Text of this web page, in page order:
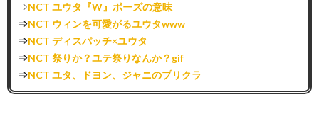
⇒NCT ユウタ『W』ポーズの意味
⇒NCT ウィンを可愛がるユウタwww
⇒NCT ディスパッチ×ユウタ
⇒NCT 祭りか？ユテ祭りなんか？gif
⇒NCT ユタ、ドヨン、ジャニのプリクラ